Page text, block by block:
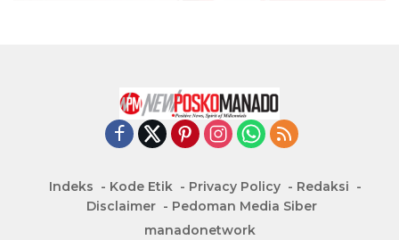
Indeks Kode Etik Privacy Policy
Redaksi
Disclaimer
Pedoman Media Siber
manadonetwork